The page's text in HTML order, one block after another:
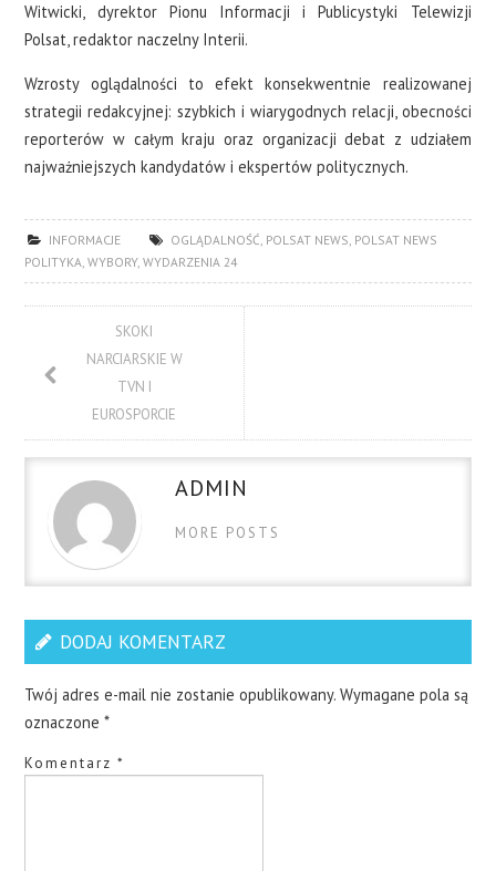
Witwicki, dyrektor Pionu Informacji i Publicystyki Telewizji
Polsat, redaktor naczelny Interii.
Wzrosty oglądalności to efekt konsekwentnie realizowanej
strategii redakcyjnej: szybkich i wiarygodnych relacji, obecności
reporterów w całym kraju oraz organizacji debat z udziałem
najważniejszych kandydatów i ekspertów politycznych.
INFORMACJE OGLĄDALNOŚĆ, POLSAT NEWS, POLSAT NEWS
POLITYKA,WYBORY,WYDARZENIA 24
SKOKI
NARCIARSKIE W
TVN I
EUROSPORCIE
ADMIN
MORE POSTS
DODAJ KOMENTARZ
Twój adres e-mail nie zostanie opublikowany. Wymagane pola są
oznaczone*
Komentarz*